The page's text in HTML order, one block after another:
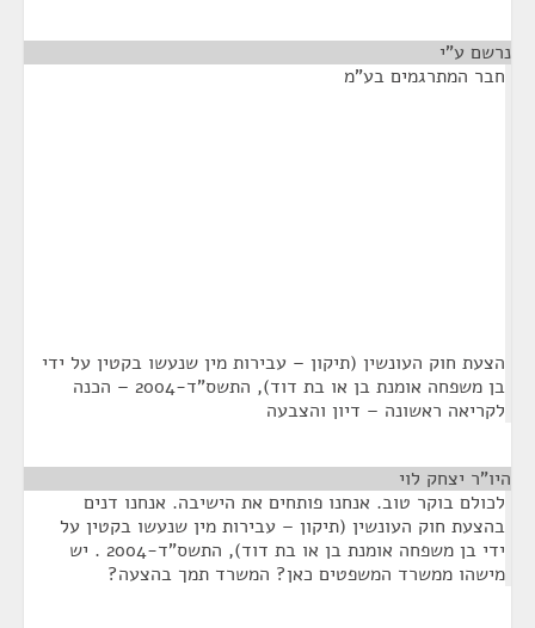
נרשם ע"י
חבר המתרגמים בע"מ
הצעת חוק העונשין (תיקון – עבירות מין שנעשו בקטין על ידי
בן משפחה אומנת בן או בת דוד), התשס"ד-2004 – הכנה
לקריאה ראשונה – דיון והצבעה
היו"ר יצחק לוי
לכולם בוקר טוב. אנחנו פותחים את הישיבה. אנחנו דנים
בהצעת חוק העונשין (תיקון – עבירות מין שנעשו בקטין על
ידי בן משפחה אומנת בן או בת דוד), התשס"ד-2004 . יש
מישהו ממשרד המשפטים כאן? המשרד תמך בהצעה?